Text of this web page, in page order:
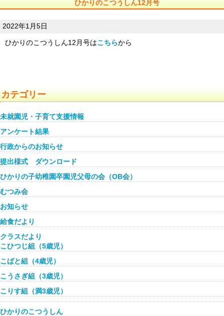
ひかりのこつうしん12月号
2022年1月5日
ひかりのこつうしん12月号はこちらから
カテゴリー
未就園児・子育て支援情報
アンケート結果
行政からのお知らせ
提出様式 ダウンロード
ひかりの子幼稚園卒園児父母の会（OB会）
むつみ会
お知らせ
給食だより
クラスだより
こひつじ組（5歳児）
こばと組（4歳児）
こうさぎ組（3歳児）
こりす組（満3歳児）
ひかりのこつうしん